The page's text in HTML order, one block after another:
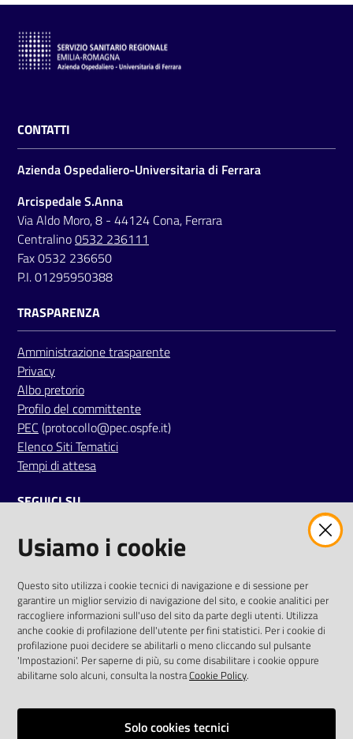
s
p
a
r
t
Seguici
su
CONTATTI
Azienda Ospedaliero-Universitaria di Ferrara
Arcispedale S.Anna
Via Aldo Moro, 8 - 44124 Cona, Ferrara
Centralino0532 236111
Fax 0532 236650
P.I. 01295950388
TRASPARENZA
Amministrazione trasparente
Privacy
Albo pretorio
Profilo del committente
PEC (protocollo@pec.ospfe.it)
Elenco Siti Tematici
Tempi di attesa
SEGUICI SU
twitterfacebookyoutube
AREA DIPENDENTI
Posta Elettronica Aziendale
Cloud aziendale(manuale di istruzioni)
Portale del Dipendente
Sito intranet
Usiamo i cookie
Questo sito utilizza i cookie tecnici di navigazione e di sessione per
garantire un miglior servizio di navigazione del sito, e cookie analitici per
raccogliere informazioni sull'uso del sito da parte degli utenti. Utilizza
anche cookie di profilazione dell'utente per fini statistici. Per i cookie di
profilazione puoi decidere se abilitarli o meno cliccando sul pulsante
'Impostazioni'. Per saperne di più, su come disabilitare i cookie oppure
abilitarne solo alcuni, consulta la nostraCookie Policy.
Solo cookies tecnici